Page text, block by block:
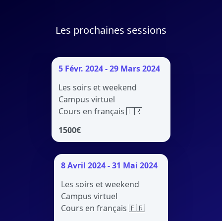
Les prochaines sessions
5 Févr. 2024 - 29 Mars 2024
Les soirs et weekend
Campus virtuel
Cours en français 🇫🇷
1500€
8 Avril 2024 - 31 Mai 2024
Les soirs et weekend
Campus virtuel
Cours en français 🇫🇷